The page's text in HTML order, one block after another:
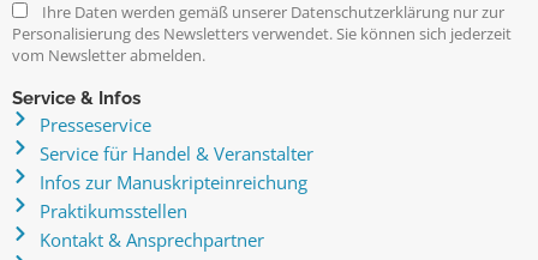
Ihre Daten werden gemäß unserer Datenschutzerklärung nur zur
Personalisierung des Newsletters verwendet. Sie können sich jederzeit
vom Newsletter abmelden.
Service & Infos
Presseservice
Service für Handel & Veranstalter
Infos zur Manuskripteinreichung
Praktikumsstellen
Kontakt & Ansprechpartner